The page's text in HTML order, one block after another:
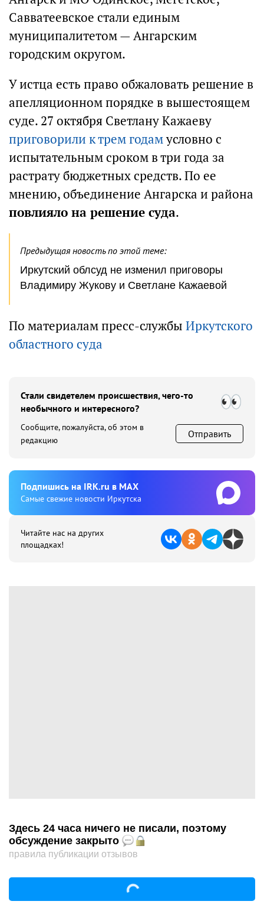
Савватеевское стали единым
муниципалитетом — Ангарским
городским округом.
У истца есть право обжаловать решение в
апелляционном порядке в вышестоящем
суде. 27 октября Светлану Кажаеву
приговорили к трем годамусловно с
испытательным сроком в три года за
растрату бюджетных средств. По ее
мнению, объединение Ангарска и района
повлияло на решение суда.
Предыдущая новость по этой теме:
Иркутский облсуд не изменил приговоры
Владимиру Жукову и Светлане Кажаевой
По материалам пресс-службы Иркутского
областного суда
Стали свидетелем происшествия, чего-то
необычного и интересного?
Сообщите, пожалуйста, об этом в
редакцию
Отправить
Подпишиcь на IRK.ru в MAX
Cамые свежие новости Иркутска
Читайте нас на других
площадках!
Здесь 24 часа ничего не писали, поэтому
обсуждение закрыто
правила публикации отзывов